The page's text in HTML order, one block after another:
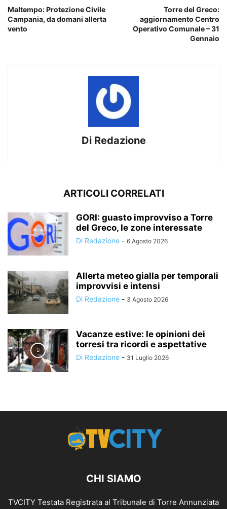
Maltempo: Protezione Civile
Campania, da domani allerta
vento
Torre del Greco:
aggiornamento Centro
Operativo Comunale – 31
Gennaio
Di Redazione
ARTICOLI CORRELATI
GORI: guasto improvviso a Torre
del Greco, le zone interessate
Di Redazione - 6 Agosto 2026
Allerta meteo gialla per temporali
improvvisi e intensi
Di Redazione - 3 Agosto 2026
Vacanze estive: le opinioni dei
torresi tra ricordi e aspettative
Di Redazione - 31 Luglio 2026
CHI SIAMO
TVCITY Testata Registrata al Tribunale di Torre Annunziata